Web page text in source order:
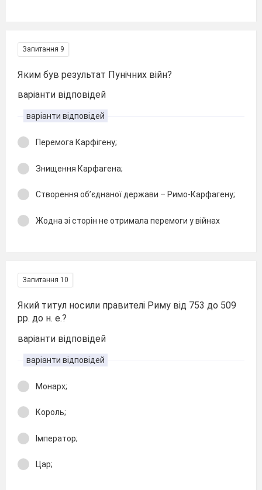
Запитання 9
Яким був результат Пунічних війн?
варіанти відповідей
варіанти відповідей
Перемога Карфігену;
Знищення Карфагена;
Створення об’єднаної держави – Римо-Карфагену;
Жодна зі сторін не отримала перемоги у війнах
Запитання 10
Який титул носили правителі Риму від 753 до 509
рр. до н. е.?
варіанти відповідей
варіанти відповідей
Монарх;
Король;
Імператор;
Цар;